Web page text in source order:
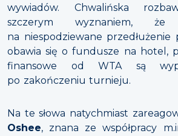
wywiadów. Chwalińska
szczerym wyznaniem,
na niespodziewane
obawia się o fundusze na hotel,
finansowe od WTA są
po zakończeniu turnieju.
Na te słowa natychmiast
Oshee, znana ze współpracy